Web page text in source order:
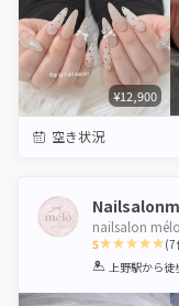
¥12,900
空き状況
nailsalon mélo
5
1 2 3 4 5
(7
上野駅から徒